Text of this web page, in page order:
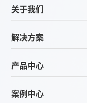
关于我们
解决方案
产品中心
案例中心